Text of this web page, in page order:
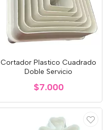
Cortador Plastico Cuadrado
Doble Servicio
$7.000